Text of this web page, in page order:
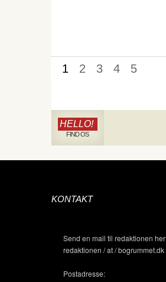
1 2 3 4 5
HELLO!
FIND OS
KONTAKT
Send en mail til redaktionen her
redaktionen / at / bogrummet.dk
Postadresse: